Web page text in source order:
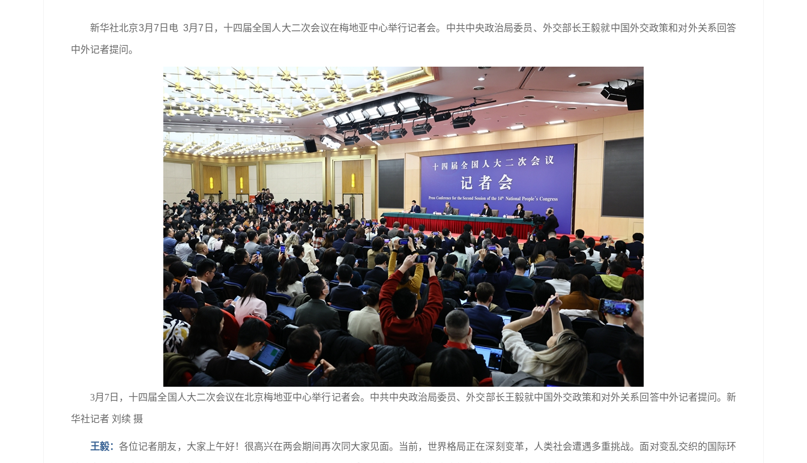
新华社北京3月7日电 3月7日，十四届全国人大二次会议在梅地亚中心举行记者会。中共中央政治局委员、外交部长王毅就中国外交政策和对外关系回答
中外记者提问。
3月7日，十四届全国人大二次会议在北京梅地亚中心举行记者会。中共中央政治局委员、外交部长王毅就中国外交政策和对外关系回答中外记者提问。新
华社记者 刘续 摄
王毅：各位记者朋友，大家上午好！很高兴在两会期间再次同大家见面。当前，世界格局正在深刻变革，人类社会遭遇多重挑战。面对变乱交织的国际环